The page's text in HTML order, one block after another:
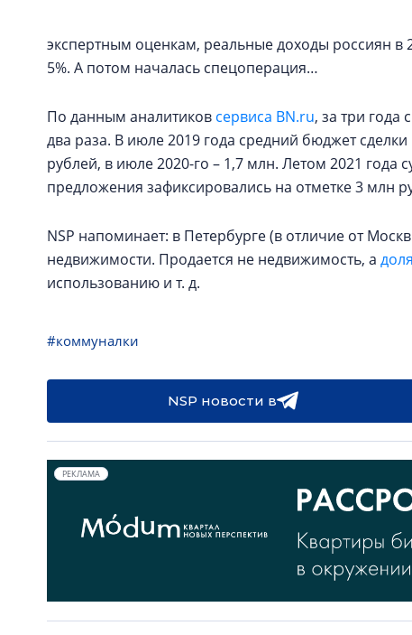
экспертным оценкам, реальные доходы россиян в
5%. А потом началась спецоперация…
По данным аналитиков сервиса BN.ru, за три года
два раза. В июле 2019 года средний бюджет
рублей, в июле 2020-го – 1,7 млн. Летом 2021
предложения зафиксировались на отметке 3 млн
NSP напоминает: в Петербурге (в отличие от
недвижимости. Продается не недвижимость, а
использованию и т. д.
#коммуналки
NSP новости в
РЕКЛАМА